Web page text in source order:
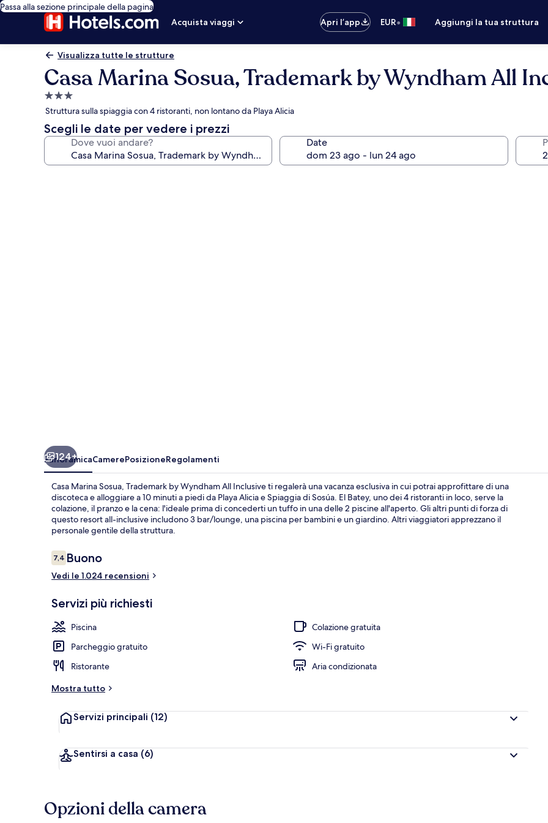
Passa alla sezione principale della pagina
Acquista viaggi
Apri l’app EUR• Aggiungi la tua struttura
Visualizza tutte le strutture
Casa Marina Sosua, Trademark by Wyndham All
Struttura
a
3.0
stelle
Struttura sulla spiaggia con 4 ristoranti, non lontano da Playa Alicia
Scegli le date per vedere i prezzi
Dove vuoi andare? Date
124+
PanoramicaCamerePosizioneRegolamenti
Casa Marina Sosua, Trademark by Wyndham All Inclusive ti regalerà una vacanza esclusiva in cui potrai approfittare di una
discoteca e alloggiare a 10 minuti a piedi da Playa Alicia e Spiaggia di Sosúa. El Batey, uno dei 4 ristoranti in loco, serve la
colazione, il pranzo e la cena: l'ideale prima di concederti un tuffo in una delle 2 piscine all'aperto. Gli altri punti di forza di
questo resort all-inclusive includono 3 bar/lounge, una piscina per bambini e un giardino. Altri viaggiatori apprezzano il
personale gentile della struttura.
Recensioni
7,47,4 su 10
Buono
Vedi le 1.024 recensioni
Servizi più richiesti
Piscina
Colazione gratuita
Parcheggio gratuito
Wi-Fi gratuito
Ristorante
Aria condizionata
Mostra tutto
Servizi principali (12)
Sentirsi a casa (6)
Opzioni della camera